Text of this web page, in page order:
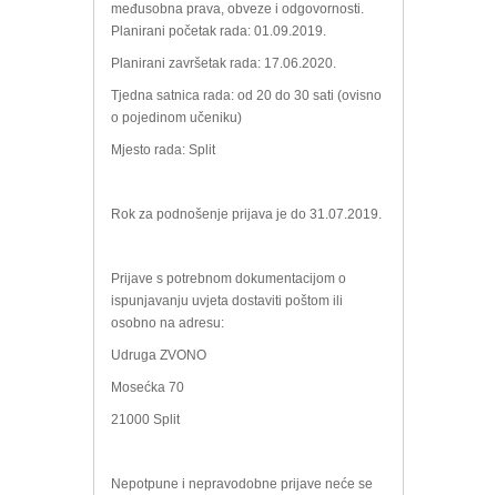
međusobna prava, obveze i odgovornosti.
Planirani početak rada: 01.09.2019.
Planirani završetak rada: 17.06.2020.
Tjedna satnica rada: od 20 do 30 sati (ovisno
o pojedinom učeniku)
Mjesto rada: Split
Rok za podnošenje prijava je do 31.07.2019.
Prijave s potrebnom dokumentacijom o
ispunjavanju uvjeta dostaviti poštom ili
osobno na adresu:
Udruga ZVONO
Mosećka 70
21000 Split
Nepotpune i nepravodobne prijave neće se